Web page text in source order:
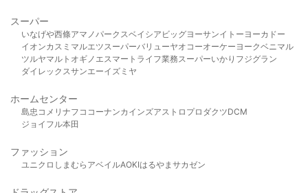
スーパー
いなげや西條アマノパークスベイシア ビッグヨーサンイトーヨーカドー
イオンカスミ マルエツスーパーバリューヤオコーオーケー ヨークベニマル
ツルヤマルト オギノ エスマート ライフ業務スーパーいかり フジグラン
ダイレックスサンエーイズミヤ
ホームセンター
島忠 コメリ ナフコ コーナンカインズアストロプロダクツDCM
ジョイフル本田
ファッション
ユニクロ しまむら アベイルAOKIはるやま サカゼン